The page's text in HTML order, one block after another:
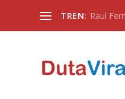
TREN: Raul